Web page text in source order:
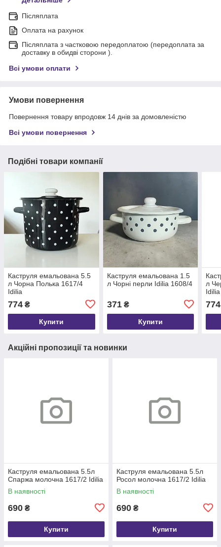
Післяплата
Оплата на рахунок
Післяплата з частковою передоплатою (передоплата за
доставку в обидві сторони ).
Всі умови оплати
Умови повернення
Повернення товару впродовж 14 днів за домовленістю
Всі умови повернення
Подібні товари компанії
Каструля емальована 5.5
л Чорна Полька 1617/4
Idilia
774 ₴
Купити
Каструля емальована 1.5
л Чорні перли Idilia 1608/4
371₴
Купити
л
Idilia
774
Акційні пропозиції та новинки
Каструля емальована 5.5л
Спаржа молочна 1617/2 Idilia
В наявності
690 ₴
Купити
Каструля емальована 5.5л
Росол молочна 1617/2 Idilia
В наявності
690 ₴
Купити